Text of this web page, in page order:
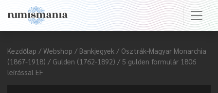
Kezdőlap / Webshop / Bankjegyek / Osztrák-Magyar Monarchia
(1867-1918) / Gulden (1762-1892) / 5 gulden formulár 1806
leírással EF